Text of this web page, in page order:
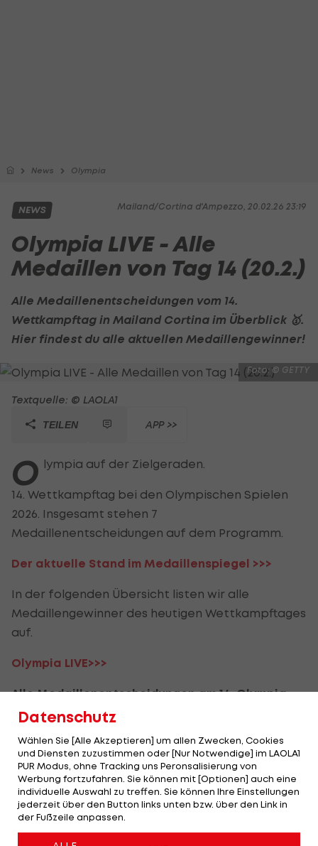
News Olympia
Mailand/Cortina d'Ampezzo, 20.02.26 23:19
NEWS
Olympia LIVE - Alle
Medaillen von Tag 14 (20.2.)
Alle Medaillenentscheidungen vom 14.
Wettkampftag in Mailand Cortina im Überblick 🥇.
Hier findest du alle aktuellen Medaillengewinner!
Foto: © GETTY
Textquelle: © LAOLA1
TEILEN APP >>
O lympia auf der Zielgeraden.
14. Wettkampftag bei den Olympischen Spielen
2026. Insgesamt stehen 7
Medaillenentscheidungen auf dem Programm.
Der aktuelle Stand im Medaillenspiegel >>>
In der folgenden Übersicht listen wir alle
Medaillengewinner des heutigen Wettkampftages
auf.
Olympia LIVE>>>
Alle Medaillenentscheidungen am 14. Olympia-
Tag (20.2.)
Olympia 2026 - Infos:
Medaillenspiegel>>>
Ergebnisse - Alle Medaillen>>>
Datenschutz
Wählen Sie [Alle Akzeptieren] um allen Zwecken, Cookies
und Diensten zuzustimmen oder [Nur Notwendige] im LAOLA1
PUR Modus, ohne Tracking uns Peronsalisierung von
Werbung fortzufahren. Sie können mit [Optionen] auch eine
individuelle Auswahl zu treffen. Sie können Ihre Einstellungen
jederzeit über den Button links unten bzw. über den Link in
der Fußzeile anpassen.